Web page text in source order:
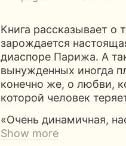
Книга рассказывает о
зарождается
диаспоре Парижа. А
вынужденных иногда
конечно же, о любви,
которой человек
«Очень динамичная,
Show more